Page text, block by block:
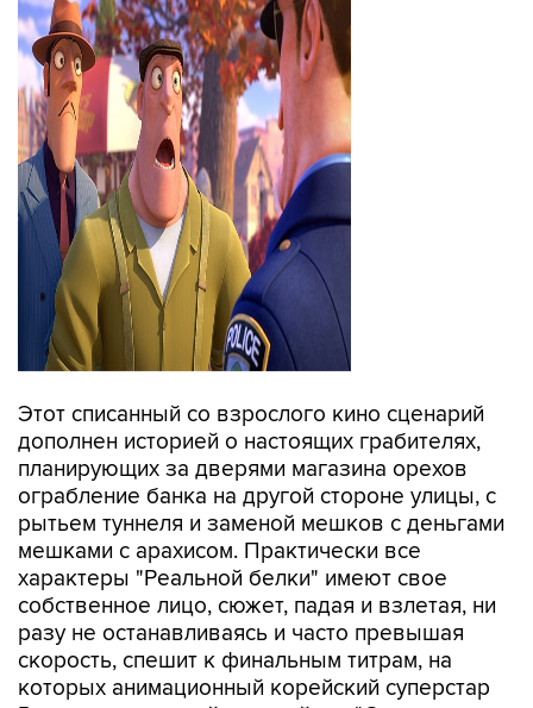
Этот списанный со взрослого кино сценарий
планирующих за дверями магазина орехов
ограбление банка на другой стороне улицы, с
рытьем туннеля и заменой мешков с деньгами
мешками с арахисом. Практически все
характеры "Реальной белки" имеют свое
собственное лицо, сюжет, падая и взлетая, ни
разу не останавливаясь и часто превышая
скорость, спешит к финальным титрам, на
которых анимационный корейский суперстар
Psy исполняет свой главный хит "Gangnam
Style".